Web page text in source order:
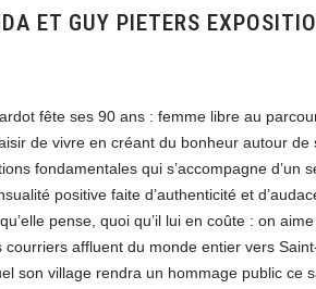
ET GUY PIETERS
fête ses 90 ans : femme libre au
de vivre en créant du bonheur autour
fondamentales qui s’accompagne d’un
positive faite d’authenticité et
pense, quoi qu’il lui en coûte : on
courriers affluent du monde entier vers
son village rendra un hommage public